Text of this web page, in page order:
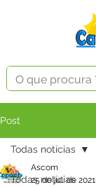
Post
Todas notícias
Todas notícias
Ascom
25 de jul. de 2021